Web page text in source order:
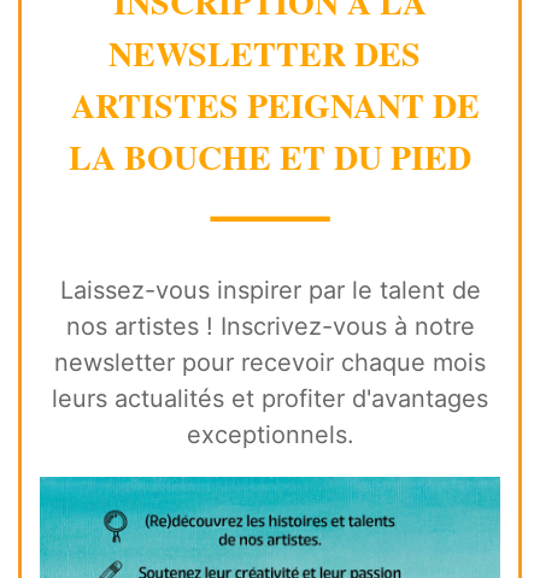
NEWSLETTER DES
ARTISTES PEIGNANT DE
LA BOUCHE ET DU PIED
⸻
Laissez-vous inspirer par le talent de
nos artistes ! Inscrivez-vous à notre
newsletter pour recevoir chaque mois
leurs actualités et profiter d'avantages
exceptionnels.